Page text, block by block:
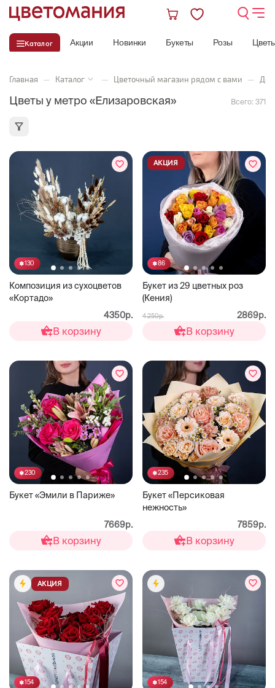
Каталог Акции Новинки Букеты Розы
Главная — Каталог — Цветочный магазин рядом с вами —
Цветы у метро «Елизаровская» Всего: 371
130
Композиция из сухоцветов
«Кортадо»
4350р.
В корзину
86
Букет из 29 цветных роз
(Кения)
АКЦИЯ
4 250р. 2869р.
В корзину
230
Букет «Эмили в Париже»
7669р.
В корзину
235
Букет «Персиковая
нежность»
7859р.
В корзину
154
АКЦИЯ
154